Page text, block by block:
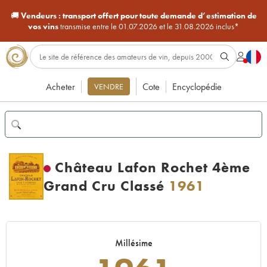
🚚Vendeurs : transport offert pour toute demande d’estimation de
vos vinstransmise entre le 01.07.2026 et le 31.08.2026 inclus*
Acheter VENDRE Cote Encyclopédie
Château Lafon Rochet 4ème
Grand Cru Classé 1961
Millésime